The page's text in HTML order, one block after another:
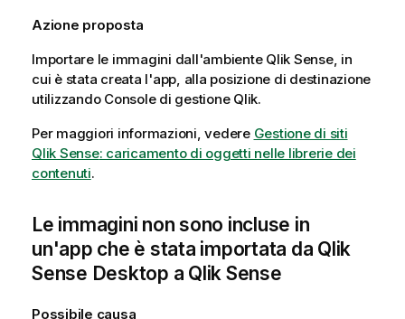
Azione proposta
Importare le immagini dall'ambiente Qlik Sense, in
cui è stata creata l'app, alla posizione di destinazione
utilizzando Console di gestione Qlik.
Per maggiori informazioni, vedere Gestione di siti
Qlik Sense: caricamento di oggetti nelle librerie dei
contenuti.
Le immagini non sono incluse in
un'app che è stata importata da Qlik
Sense Desktop a Qlik Sense
Possibile causa